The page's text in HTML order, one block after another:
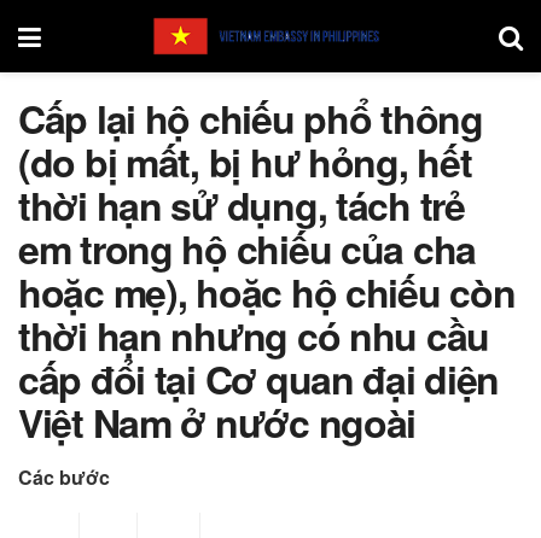
Cấp lại hộ chiếu phổ thông
(do bị mất, bị hư hỏng, hết
thời hạn sử dụng, tách trẻ
em trong hộ chiếu của cha
hoặc mẹ), hoặc hộ chiếu còn
thời hạn nhưng có nhu cầu
cấp đổi tại Cơ quan đại diện
Việt Nam ở nước ngoài
Các bước